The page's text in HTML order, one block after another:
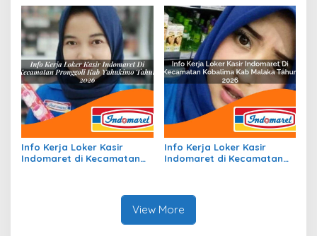
2026
Info Kerja Loker Kasir
Indomaret di Kecamatan
Info Kerja Loker Kasir
Indomaret di Kecamatan
View More